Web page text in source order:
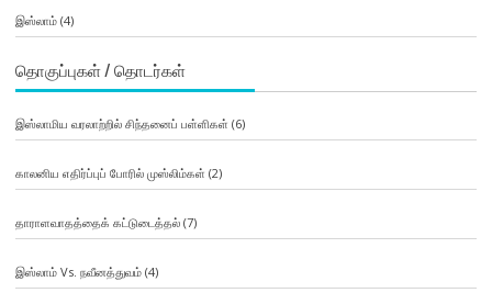
இஸ்லாம்(4)
தொகுப்புகள் / தொடர்கள்
இஸ்லாமிய வரலாற்றில் சிந்தனைப் பள்ளிகள் (6)
காலனிய எதிர்ப்புப் போரில் முஸ்லிம்கள் (2)
தாராளவாதத்தைக் கட்டுடைத்தல்(7)
இஸ்லாம் Vs. நவீனத்துவம்(4)